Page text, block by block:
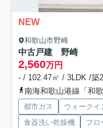
NEW
和歌山市野崎
中古戸建 野崎
2,560万円
- / 102.47㎡ / 3LDK /築
南海和歌山港線「和
都市ガス ウォークイ
食器洗い乾燥機
フロ